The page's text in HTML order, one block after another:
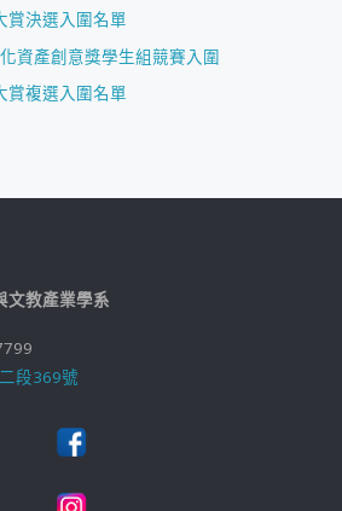
賞決選入圍名單
資產創意獎學生組競賽入圍
賞複選入圍名單
文教產業學系
段369號